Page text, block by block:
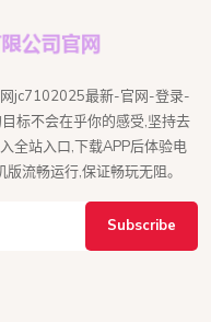
jc7102025最新-官网-登录-
标不会在乎你的感受,坚持去
全站入口,下载APP后体验电
流畅运行,保证畅玩无阻。
Subscribe